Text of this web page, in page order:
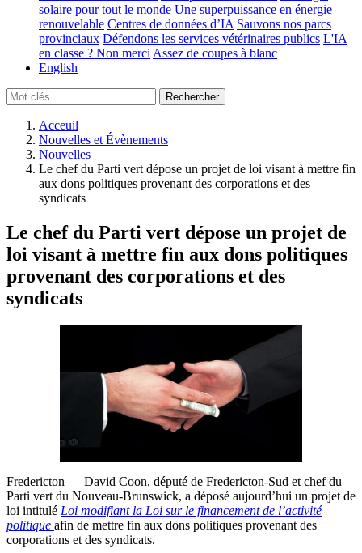
solaire pour tout le monde Une superpuissance en énergie
renouvelable Centres de données d’IA Sauvons nos parcs
provinciaux Défendons les services vétérinaires publics L'IA
en classe ? Non merci Assez de coupes à blanc
English
Acceuil
Nouvelles et Évènements
Nouvelles
Le chef du Parti vert dépose un projet de loi visant à mettre fin
aux dons politiques provenant des corporations et des
syndicats
Le chef du Parti vert dépose un projet de
loi visant à mettre fin aux dons politiques
provenant des corporations et des
syndicats
Fredericton — David Coon, député de Fredericton-Sud et chef du
Parti vert du Nouveau-Brunswick, a déposé aujourd’hui un projet de
loi intitulé Loi modifiant la Loi sur le financement de l’activité
politique afin de mettre fin aux dons politiques provenant des
corporations et des syndicats.